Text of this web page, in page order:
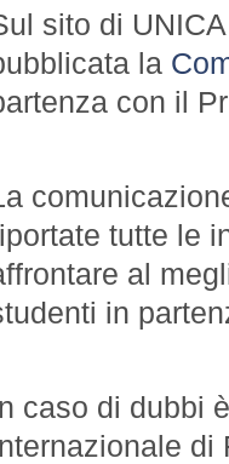
sito di
la
con il
tutte le
al
in
caso di dubbi
di